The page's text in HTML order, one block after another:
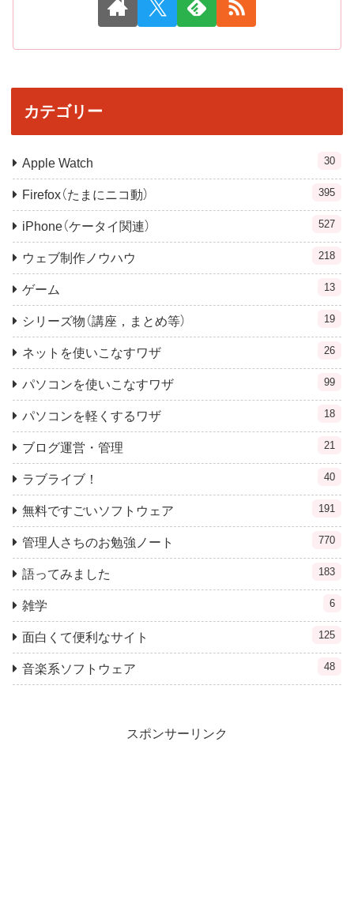
カテゴリー
Apple Watch 30
Firefox（たまにニコ動） 395
iPhone（ケータイ関連） 527
ウェブ制作ノウハウ 218
ゲーム 13
シリーズ物（講座，まとめ等） 19
ネットを使いこなすワザ 26
パソコンを使いこなすワザ 99
パソコンを軽くするワザ 18
ブログ運営・管理 21
ラブライブ！ 40
無料ですごいソフトウェア 191
管理人さちのお勉強ノート 770
語ってみました 183
雑学 6
面白くて便利なサイト 125
音楽系ソフトウェア 48
スポンサーリンク